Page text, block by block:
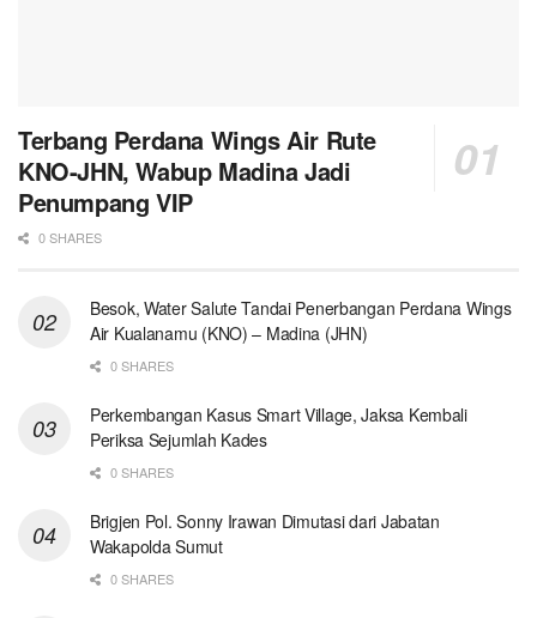
Terbang Perdana Wings Air Rute
KNO-JHN, Wabup Madina Jadi
Penumpang VIP
0 SHARES
Besok, Water Salute Tandai Penerbangan Perdana Wings
Air Kualanamu (KNO) – Madina (JHN)
0 SHARES
Perkembangan Kasus Smart Village, Jaksa Kembali
Periksa Sejumlah Kades
0 SHARES
Brigjen Pol. Sonny Irawan Dimutasi dari Jabatan
Wakapolda Sumut
0 SHARES